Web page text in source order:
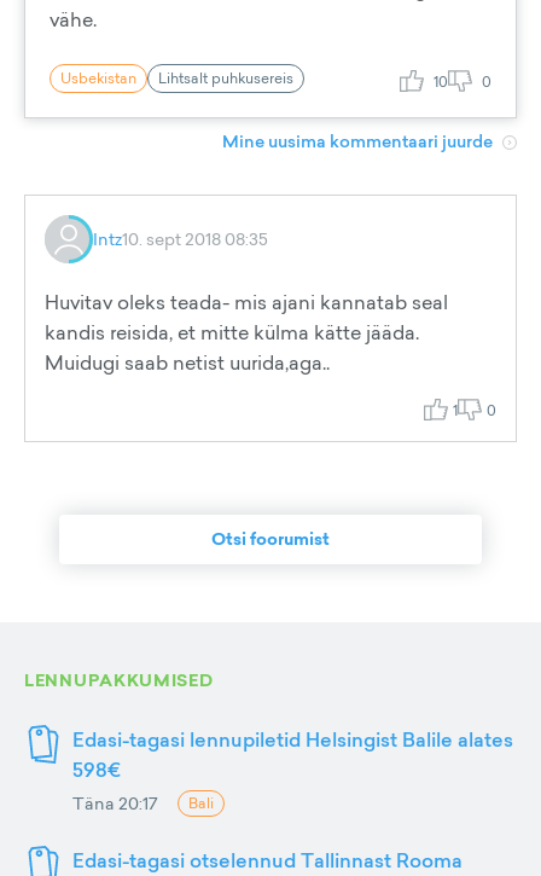
vähe.
Usbekistan Lihtsalt puhkusereis 10 0
Mine uusima kommentaari juurde
Intz10. sept 2018 08:35
Huvitav oleks teada- mis ajani kannatab seal
kandis reisida, et mitte külma kätte jääda.
Muidugi saab netist uurida,aga..
1 0
Otsi foorumist
LENNUPAKKUMISED
Edasi-tagasi lennupiletid Helsingist Balile alates
598€
Täna 20:17 Bali
Edasi-tagasi otselennud Tallinnast Rooma